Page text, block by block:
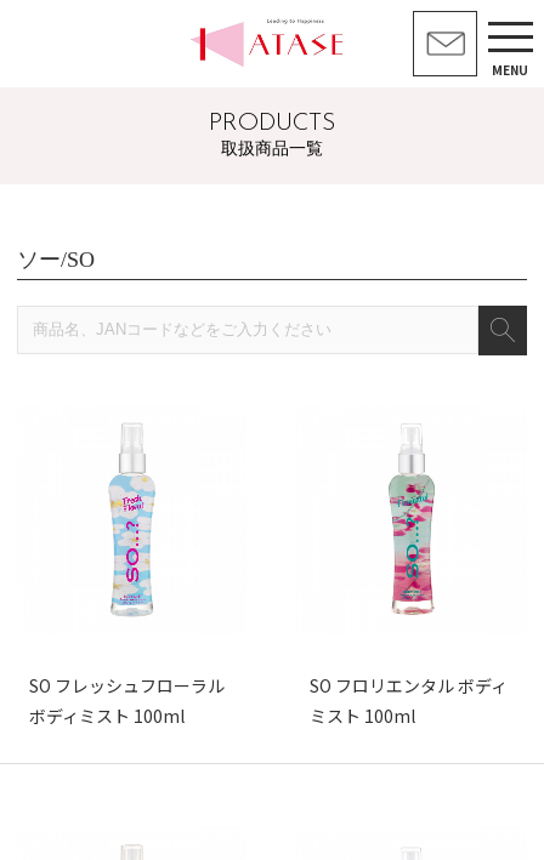
MENU
PRODUCTS
取扱商品一覧
ソー/SO
SO フレッシュフローラル
ボディミスト 100ml
SO フロリエンタル ボディ
ミスト 100ml